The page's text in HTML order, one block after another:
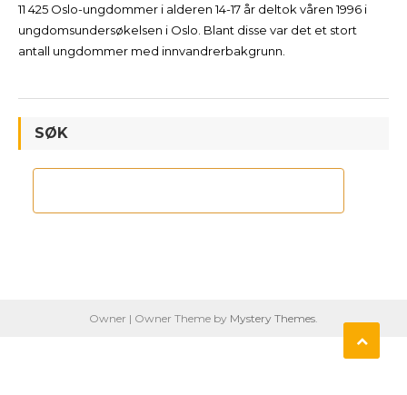
11 425 Oslo-ungdommer i alderen 14-17 år deltok våren 1996 i
ungdomsundersøkelsen i Oslo. Blant disse var det et stort
antall ungdommer med innvandrerbakgrunn.
SØK
Owner | Owner Theme by Mystery Themes.